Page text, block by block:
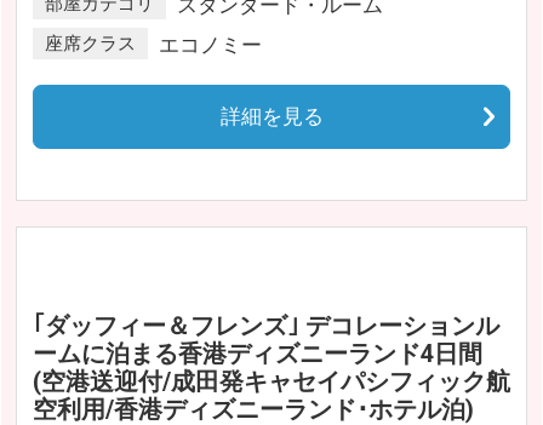
座席クラス エコノミー
詳細を見る
｢ダッフィー＆フレンズ｣ デコレーションル
ームに泊まる香港ディズニーランド4日間
(空港送迎付/成田発キャセイパシフィック航
空利用/香港ディズニーランド･ホテル泊)